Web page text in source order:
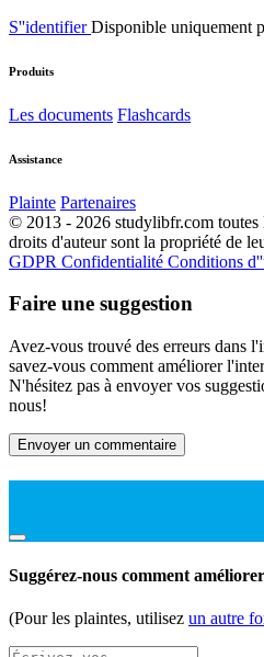
S''identifierDisponible uniquement
Produits
Les documents Flashcards
Assistance
Plainte Partenaires
© 2013 - 2026 studylibfr.com toutes
droits d'auteur sont la propriété de
GDPR Confidentialité Conditions
Faire une suggestion
Avez-vous trouvé des erreurs dans
savez-vous comment améliorer
N'hésitez pas à envoyer vos
nous!
Envoyer un commentaire
Suggérez-nous comment
(Pour les plaintes, utilisez un autre